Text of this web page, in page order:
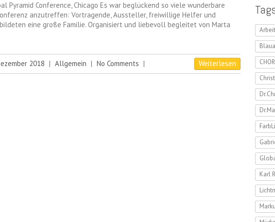
Conference, Chicago Es war beglückend so viele wunderbare
anzutreffen: Vortragende, Aussteller, freiwillige Helfer und
eine große Familie. Organisiert und liebevoll begleitet von Marta
2018 | Allgemein | No Comments | Weiterlesen
Karl